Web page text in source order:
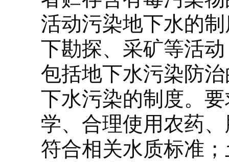
活动污染地下水的
下勘探、采矿等活
包括地下水污染防
下水污染的制度。
学、合理使用农药
符合相关水质标准